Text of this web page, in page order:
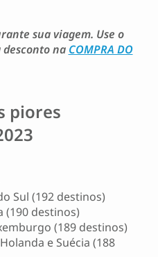
sua viagem. Use o
na COMPRA DO
piores
Sul (192 destinos)
(190 destinos)
(189 destinos)
e Suécia (188